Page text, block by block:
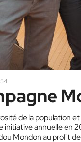
de la population
annuelle en
Mondon au profit